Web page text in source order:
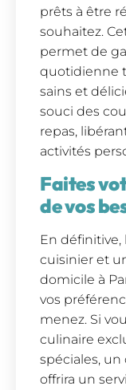
prêts à être
souhaitez.
permet de
quotidienne
sains et
souci des
repas,
activités
Faites
de vos
En
cuisinier et
domicile à
vos
menez. Si
culinaire
spéciales,
offrira un